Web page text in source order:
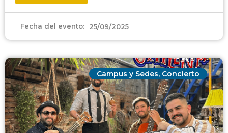
Fecha del evento: 25/09/2025
Campus y Sedes, Concierto